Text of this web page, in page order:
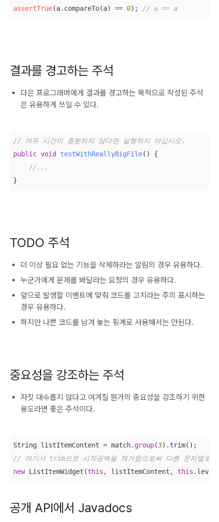
assertTrue(a.compareTo(a) == 0); // a == a
결과를 경고하는 주석
다은 프로그래머에게 결과를 경고하는 목적으로 작성된 주석
은 유용하게 쓰일 수 있다.
// 여유 시간이 충분하지 않다면 실행하지 마십시오.
public void testWithReallyBigFile()
{
//...
}
TODO 주석
더 이상 필요 없는 기능을 삭제하라는 알림의 경우 유용하다.
누군가에게 문제를 봐달라는 요청의 경우 유용하다.
앞으로 발생할 이벤트에 맞춰 코드를 고치라는 주의 표시하는
경우 유용하다.
하지만 나쁜 코드를 남겨 놓는 핑계로 사용해서는 안된다.
중요성을 강조하는 주석
자칫 대수롭지 않다고 여겨질 뭔가의 중요성을 강조하기 위한
용도라면 좋은 주석이다.
String listItemContent = match. group(3
// 여기서 trim으로 시작공백을 제거함으로써 다른 문자열로
new ListItemWidget(this , listItemContent, this
공개 API에서 Javadocs